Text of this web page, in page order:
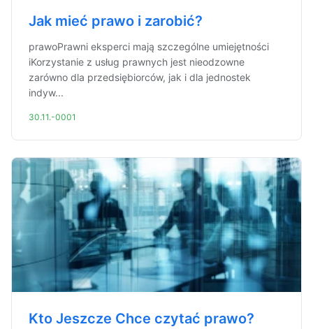
Jak mieć prawo i zarobić?
prawoPrawni eksperci mają szczególne umiejętności
iKorzystanie z usług prawnych jest nieodzowne
zarówno dla przedsiębiorców, jak i dla jednostek
indyw...
30.11.-0001
Kto Jeszcze Chce czytać prawo?